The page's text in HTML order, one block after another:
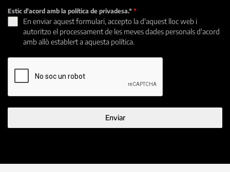
Estic d'acord amb la política de privadesa.* *
En enviar aquest formulari, accepto la d'aquest lloc web i
autoritzo el processament de les meves dades personals d'acord
amb allò establert a aquesta política.
Enviar